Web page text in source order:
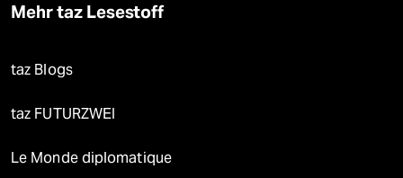
Mehr taz Lesestoff
taz Blogs
taz FUTURZWEI
Le Monde diplomatique